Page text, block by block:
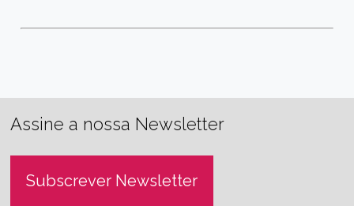
Assine a nossa Newsletter
Subscrever Newsletter